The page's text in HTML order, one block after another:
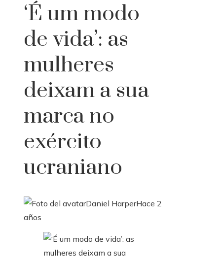
‘É um modo
de vida’: as
mulheres
deixam a sua
marca no
exército
ucraniano
Daniel HarperHace 2
años